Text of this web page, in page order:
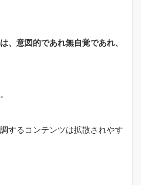
、意図的であれ無自覚であれ、
するコンテンツは拡散されやす